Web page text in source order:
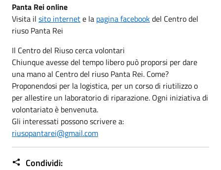
Panta Rei online
Visita il sito internete la pagina facebookdel Centro del
riuso Panta Rei
Il Centro del Riuso cerca volontari
Chiunque avesse del tempo libero può proporsi per dare
una mano al Centro del riuso Panta Rei. Come?
Proponendosi per la logistica, per un corso di riutilizzo o
per allestire un laboratorio di riparazione. Ogni iniziativa di
volontariato è benvenuta.
Gli interessati possono scrivere a:
riusopantarei@gmail.com
Condividi: